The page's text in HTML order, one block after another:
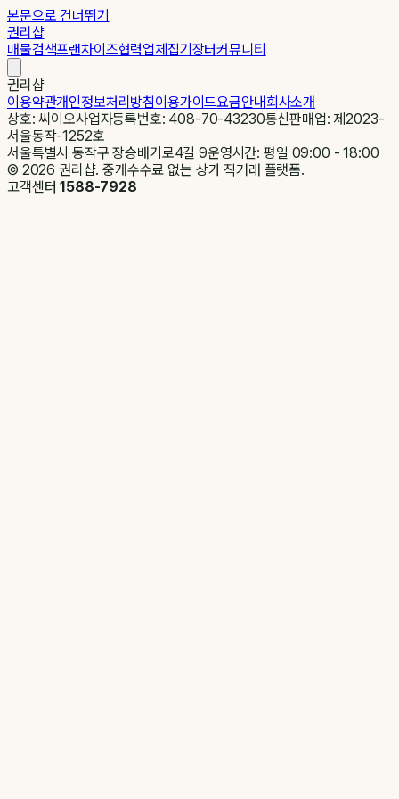
본문으로 건너뛰기
권리샵
매물검색프랜차이즈협력업체집기장터커뮤니티
권리샵
이용약관개인정보처리방침이용가이드요금안내회사소개
상호: 씨이오사업자등록번호: 408-70-43230통신판매업: 제2023-
서울동작-1252호
서울특별시 동작구 장승배기로4길 9운영시간: 평일 09:00 - 18:00
© 2026 권리샵. 중개수수료 없는 상가 직거래 플랫폼.
고객센터1588-7928